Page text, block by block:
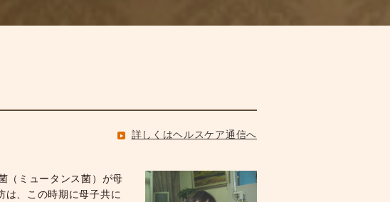
詳しくはヘルスケア通信へ
（ミュータンス菌）が母
は、この時期に母子共に